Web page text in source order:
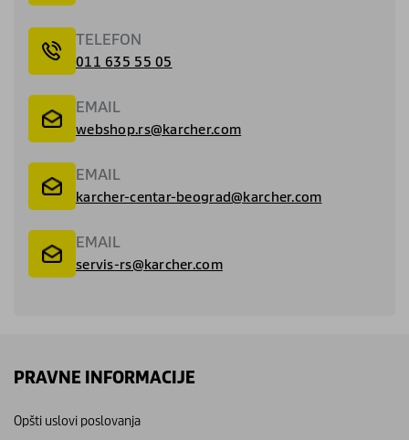
TELEFON
011 635 55 05
EMAIL
webshop.rs@karcher.com
EMAIL
karcher-centar-beograd@karcher.com
EMAIL
servis-rs@karcher.com
PRAVNE INFORMACIJE
Opšti uslovi poslovanja